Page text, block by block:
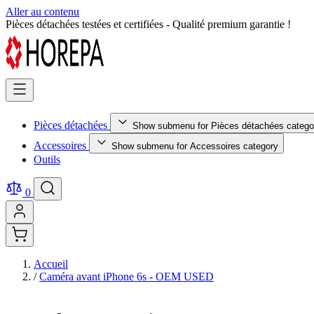
Aller au contenu
Retour facile sous 14 jours - Achetez en toute sérénité !
Pièces détachées Show submenu for Pièces détachées
Accessoires Show submenu for Accessoires category
Outils
0
Accueil
/ Caméra avant iPhone 6s - OEM USED